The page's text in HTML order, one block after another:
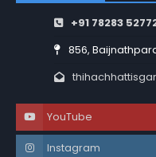
+91 78283
856,
YouTube
Instagram